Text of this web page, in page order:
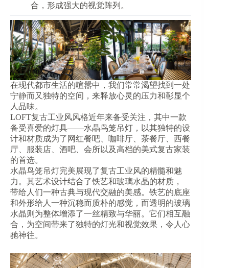
合，形成强大的视觉阵列。
在现代都市生活的喧嚣中，我们常常渴望找到一处
宁静而又独特的空间，来释放心灵的压力和彰显个
人品味。
LOFT复古工业风风格近年来备受关注，其中一款
备受喜爱的灯具——水晶鸟笼吊灯，以其独特的设
计和材质成为了网红餐吧、咖啡厅、茶餐厅、西餐
厅、服装店、酒吧、会所以及高档的美式复古家装
的首选。
水晶鸟笼吊灯完美展现了复古工业风的精髓和魅
力。其艺术设计结合了铁艺和玻璃水晶的材质，
带给人们一种古典与现代交融的美感。铁艺的底座
和外形给人一种沉稳而质朴的感觉，而透明的玻璃
水晶则为整体增添了一丝精致与华丽。它们相互融
合，为空间带来了独特的灯光和视觉效果，令人心
驰神往。